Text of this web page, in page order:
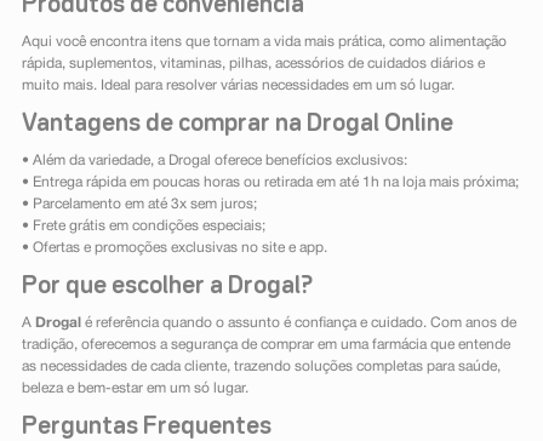
Produtos de conveniência
Aqui você encontra itens que tornam a vida mais prática, como alimentação
rápida, suplementos, vitaminas, pilhas, acessórios de cuidados diários e
muito mais. Ideal para resolver várias necessidades em um só lugar.
Vantagens de comprar na Drogal Online
• Além da variedade, a Drogal oferece benefícios exclusivos:
• Entrega rápida em poucas horas ou retirada em até 1h na loja mais próxima;
• Parcelamento em até 3x sem juros;
• Frete grátis em condições especiais;
• Ofertas e promoções exclusivas no site e app.
Por que escolher a Drogal?
A Drogal é referência quando o assunto é confiança e cuidado. Com anos de
tradição, oferecemos a segurança de comprar em uma farmácia que entende
as necessidades de cada cliente, trazendo soluções completas para saúde,
beleza e bem-estar em um só lugar.
Perguntas Frequentes